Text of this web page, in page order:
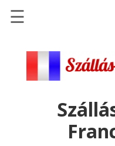
Szállások
Repülőjegy
☰